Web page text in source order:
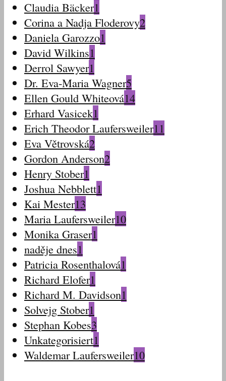
Claudia Bäcker1
Corina a Nadja Floderovy2
Daniela Garozzo1
David Wilkins1
Derrol Sawyer1
Dr. Eva-Maria Wagner5
Ellen Gould Whiteová14
Erhard Vasicek1
Erich Theodor Laufersweiler11
Eva Větrovská2
Gordon Anderson2
Henry Stober1
Joshua Nebblett1
Kai Mester13
Maria Laufersweiler10
Monika Graser1
naděje dnes1
Patricia Rosenthalová1
Richard Elofer1
Richard M. Davidson1
Solvejg Stober1
Stephan Kobes3
Unkategorisiert1
Waldemar Laufersweiler10